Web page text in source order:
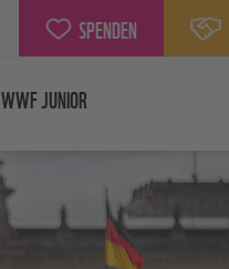
SPENDEN
WWF JUNIOR